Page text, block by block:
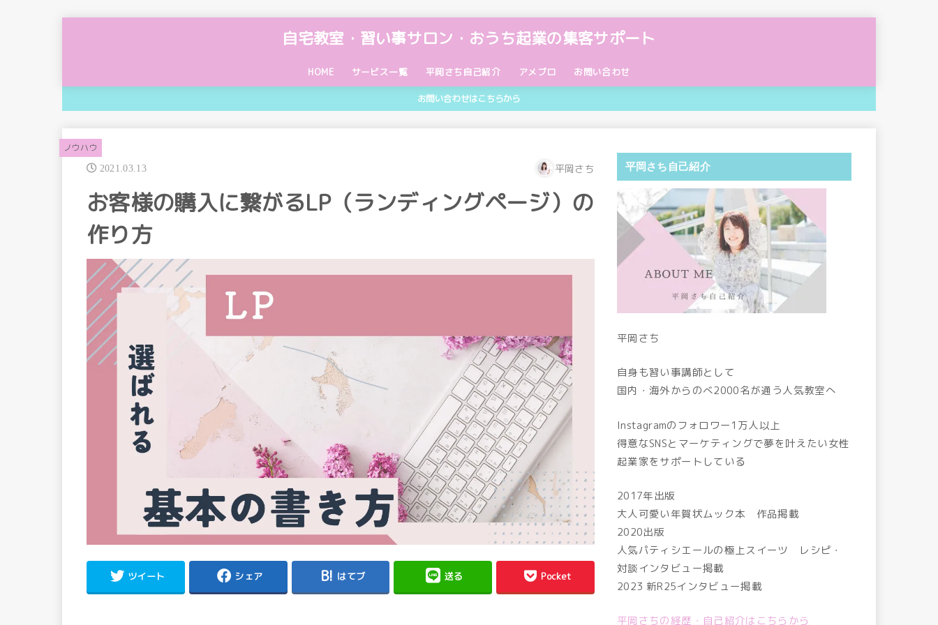
自宅教室・習い事サロン・おうち起業の集客サポート
HOME サービス一覧
【無料】公式LINE
【無料】メール講座
教室講師のためのワーク手帳「ビジョ
ンダイアリー®」
バックエンドプログラム
アメブロ添削アドバイス
【オンライン】ブログ動画講座・受講
生専用ページ
サービス利用規約
平岡さち自己紹介 アメブロ お問い合わせ
お問い合わせはこちらから
ノウハウ
2021.03.13 平岡さち
お客様の購入に繋がるLP（ランディングページ）の
作り方
ツイート シェア はてブ 送る Pocket
平岡さち自己紹介
平岡さち
自身も習い事講師として
国内・海外からのべ2000名が通う人気教室へ
Instagramのフォロワー1万人以上
得意なSNSとマーケティングで夢を叶えたい女性
起業家をサポートしている
2017年出版
大人可愛い年賀状ムック本 作品掲載
2020出版
人気パティシエールの極上スイーツ レシピ・
対談インタビュー掲載
2023 新R25インタビュー掲載
平岡さちの経歴・自己紹介はこちらから